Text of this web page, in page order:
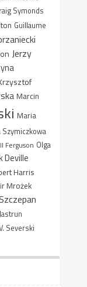
Symonds
Guillaume
Jerzy
Marcin
Maria
Szymiczkowa
Ferguson Olga
Deville
Harris
Mrożek
Severski